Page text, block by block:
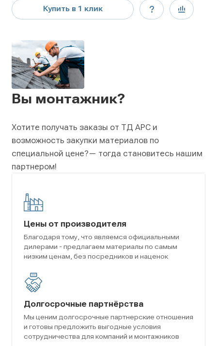
Купить в 1 клик
Вы монтажник?
Хотите получать заказы от ТД АРС и
возможность закупки материалов по
специальной цене?— тогда становитесь нашим
партнером!
Цены от производителя
Благодаря тому, что являемся официальными
дилерами - предлагаем материалы по самым
низким ценам, без посредников и наценок
Долгосрочные партнёрства
Мы ценим долгосрочные партнерские отношения
и готовы предложить выгодные условия
сотрудничества для компаний и монтажников